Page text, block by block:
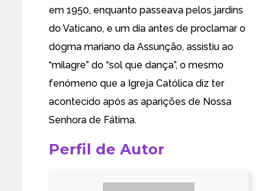
em 1950, enquanto passeava pelos jardins
do Vaticano, e um dia antes de proclamar o
dogma mariano da Assunção, assistiu ao
“milagre” do “sol que dança”, o mesmo
fenómeno que a Igreja Católica diz ter
acontecido após as aparições de Nossa
Senhora de Fátima.
Perfil de Autor